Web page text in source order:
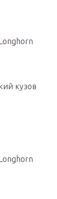
кузов